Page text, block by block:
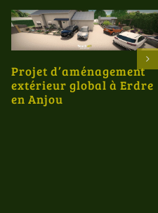
Projet d’aménagement
extérieur global à Erdre
en Anjou